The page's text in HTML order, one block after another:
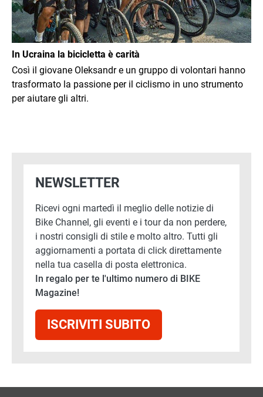
In Ucraina la bicicletta è carità
Così il giovane Oleksandr e un gruppo di volontari hanno
trasformato la passione per il ciclismo in uno strumento
per aiutare gli altri.
NEWSLETTER
Ricevi ogni martedì il meglio delle notizie di
Bike Channel, gli eventi e i tour da non perdere,
i nostri consigli di stile e molto altro. Tutti gli
aggiornamenti a portata di click direttamente
nella tua casella di posta elettronica.
In regalo per te l'ultimo numero di BIKE
Magazine!
ISCRIVITI SUBITO